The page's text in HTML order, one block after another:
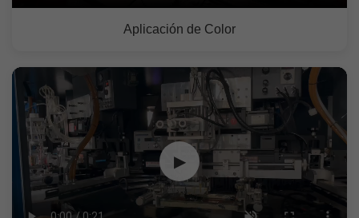
Aplicación de Color
▶